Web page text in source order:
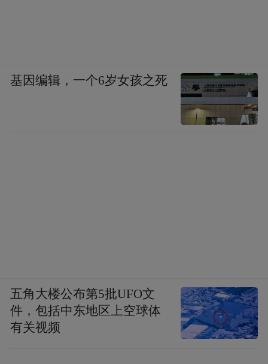
基因编辑，一个6岁女孩之死
五角大楼公布第5批UFO文
件，包括中东地区上空球体
有关视频